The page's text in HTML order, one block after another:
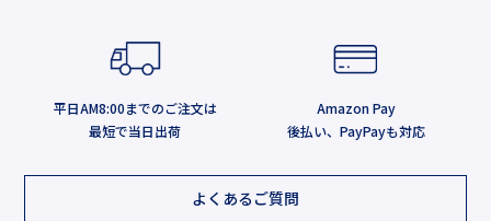
平日AM8:00までのご注文は
最短で当日出荷
Amazon Pay
後払い、PayPayも対応
よくあるご質問